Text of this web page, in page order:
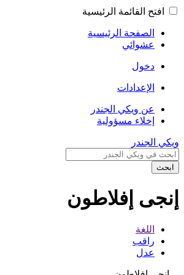
افتح القائمة الرئيسية
الصفحة الرئيسية
عشوائي
دخول
الإعدادات
عن ويكي الجندر
إخلاء مسؤولية
ويكي الجندر
ابحث
إنجى إفلاطون
اللغة
راقب
عدل